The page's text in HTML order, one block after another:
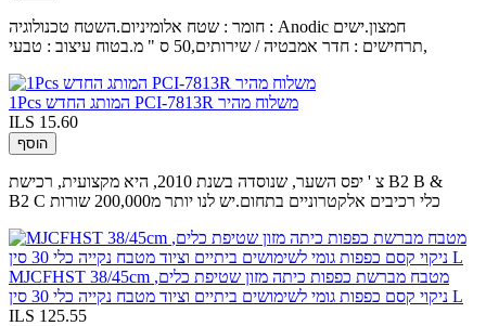
חומר : שטח אלומיניום.השטח טכנולוגיה : Anodic חמצון.ישים
תרחישים : חדר אמבטיה / שירותים,50 ס " מ.בטוח עיצוב : טבעי,
1Pcs המותג החדש PCI-7813R משלוח מהיר
ILS 15.60
הוסף
צ ' יפס השער, שנוסדה בשנת 2010, היא מקצועית, רכישת B2 B &
B2 C כלי רכיבים אלקטרוניים בתחום.יש לנו יותר מ200,000 שורות
MJCFHST 38/45cm מטבח מברשת כפפות כיתה מזון שטיפת כלים,
ניקוי קסם כפפות גומי לשימושים ביתיים וציוד מטבח נקייה כלי 30 סין L
ILS 125.55